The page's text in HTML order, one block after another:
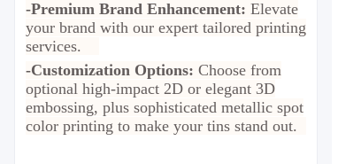
-Premium Brand Enhancement: Elevate
your brand with our expert tailored printing
services.
-Customization Options: Choose from
optional high-impact 2D or elegant 3D
embossing, plus sophisticated metallic spot
color printing to make your tins stand out.